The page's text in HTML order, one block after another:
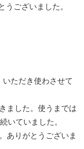
ございました。
ただき使わさせて
ました。使うまでは
いていました。
ありがとうございま